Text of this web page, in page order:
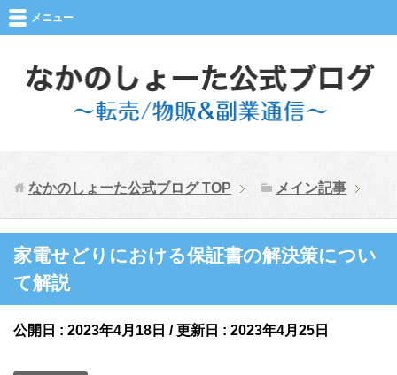
メニュー
なかのしょーた公式ブログTOP メイン記事
家電せどりにおける保証書の解決策につい
て解説
公開日 : 2023年4月18日 / 更新日 : 2023年4月25日